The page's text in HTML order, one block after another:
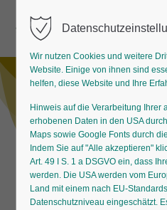
Wir nutzen Cookies und weitere
Website. Einige von ihnen sind
helfen, diese Website und Ihre
Hinweis auf die Verarbeitung Ihrer
erhobenen Daten in den USA
Maps sowie Google Fonts durch
Indem Sie auf "Alle akzeptieren"
Art. 49 I S. 1 a DSGVO ein, dass
werden. Die USA werden vom
Land mit einem nach EU-
Datenschutzniveau eingeschätzt.